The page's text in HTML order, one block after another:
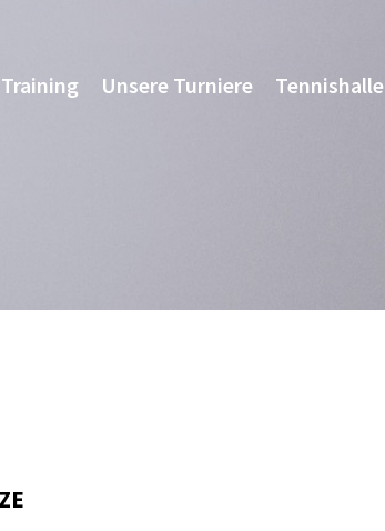
Training Unsere Turniere Tennishalle